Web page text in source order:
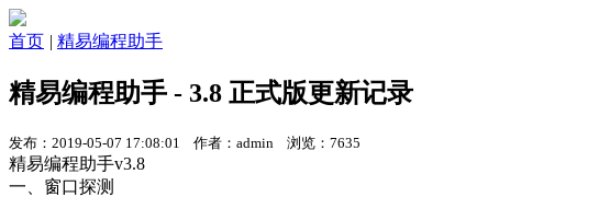
首页 | 精易编程助手
精易编程助手 - 3.8 正式版更新记录
发布：2019-05-07 17:08:01 作者：admin 浏览：7635
精易编程助手v3.8
一、窗口探测